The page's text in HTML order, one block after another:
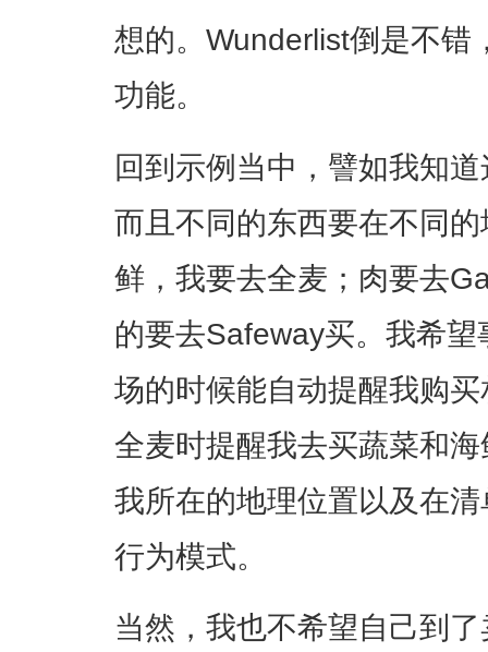
想的。Wunderlist倒是不错
功能。
回到示例当中，譬如我知
而且不同的东西要在不同
鲜，我要去全麦；肉要去
的要去Safeway买。我希
场的时候能自动提醒我购
全麦时提醒我去买蔬菜和
我所在的地理位置以及在
行为模式。
当然，我也不希望自己到